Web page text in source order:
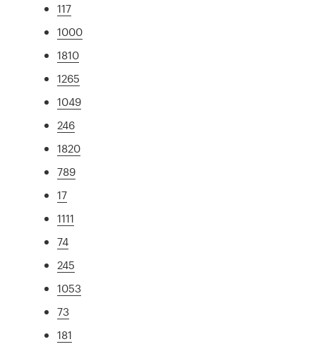
117
1000
1810
1265
1049
246
1820
789
17
1111
74
245
1053
73
181